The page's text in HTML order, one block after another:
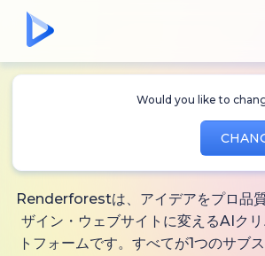
Would you like to
無制限に作れ
画像と
Renderforestは、アイデアをプロ品
ザイン・ウェブサイトに変えるAIク
トフォームです。すべてが1つのサブ